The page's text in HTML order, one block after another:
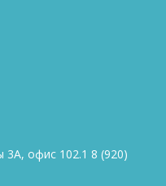
офис 102.1 8 (920)